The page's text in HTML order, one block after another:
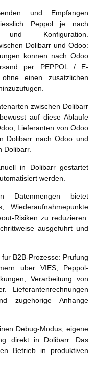
und Empfangen
Peppol je nach
und Konfiguration.
Dolibarr und Odoo:
konnen nach Odoo
per PEPPOL / E-
einen zusatzlichen
zwischen Dolibarr
auf diese Ablaufe
Lieferanten von Odoo
Dolibarr nach Odoo und
Dolibarr.
in Dolibarr gestartet
werden.
Datenmengen bietet
Wiederaufnahmepunkte
Risiken zu reduzieren.
ausgefuhrt und
B2B-Prozesse: Prufung
uber VIES, Peppol-
Verarbeitung von
Lieferantenrechnungen
zugehorige Anhange
Debug-Modus, eigene
direkt in Dolibarr. Das
Betrieb in produktiven